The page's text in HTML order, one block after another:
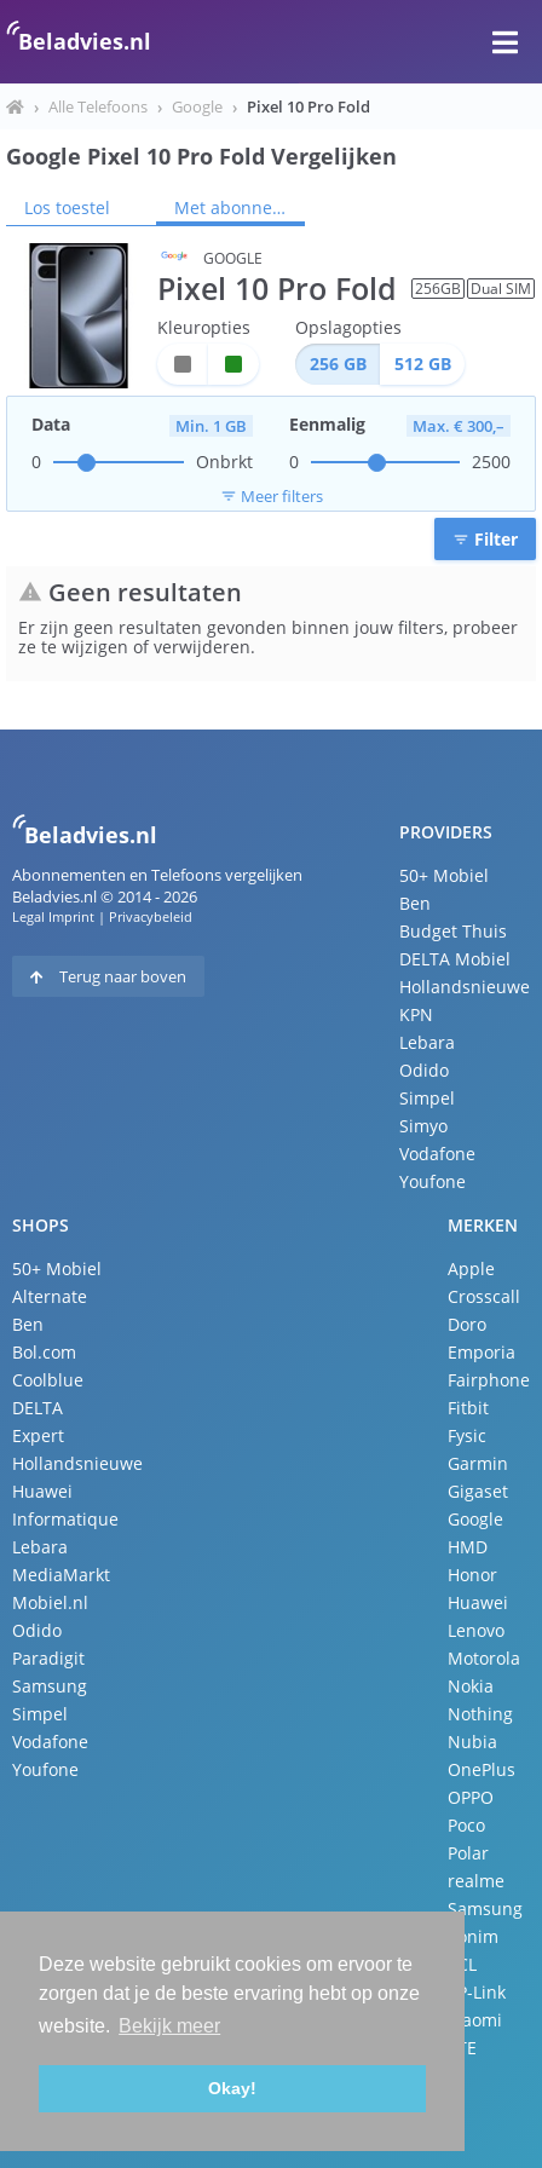
Deze website gebruikt cookies om ervoor te
zorgen dat je de beste ervaring hebt op onze
website.
Bekijk meer
Okay!
Beladvies.nl
› Alle Telefoons › Google › Pixel 10 Pro Fold
Google Pixel 10 Pro Fold Vergelijken
Los toestel Met abonnement
GOOGLE
Pixel 10 Pro Fold 256GB Dual SIM
Kleuropties
Opslagopties
256 GB 512 GB
Data Min. 1 GB
0 Onbrkt
Eenmalig Max. € 300,–
0 2500
filter_list Meer filters
filter_list Filter
warning Geen resultaten
Er zijn geen resultaten gevonden binnen jouw filters, probeer
ze te wijzigen of verwijderen.
Beladvies.nl
Abonnementen en Telefoons vergelijken
Beladvies.nl © 2014 - 2026
Legal Imprint | Privacybeleid
Terug naar boven
PROVIDERS
50+ Mobiel
Ben
Budget Thuis
DELTA Mobiel
Hollandsnieuwe
KPN
Lebara
Odido
Simpel
Simyo
Vodafone
Youfone
SHOPS
50+ Mobiel
Alternate
Ben
Bol.com
Coolblue
DELTA
Expert
Hollandsnieuwe
Huawei
Informatique
Lebara
MediaMarkt
Mobiel.nl
Odido
Paradigit
Samsung
Simpel
Vodafone
Youfone
MERKEN
Apple
Crosscall
Doro
Emporia
Fairphone
Fitbit
Fysic
Garmin
Gigaset
Google
HMD
Honor
Huawei
Lenovo
Motorola
Nokia
Nothing
Nubia
OnePlus
OPPO
Poco
Polar
realme
Samsung
Sonim
TCL
TP-Link
Xiaomi
ZTE